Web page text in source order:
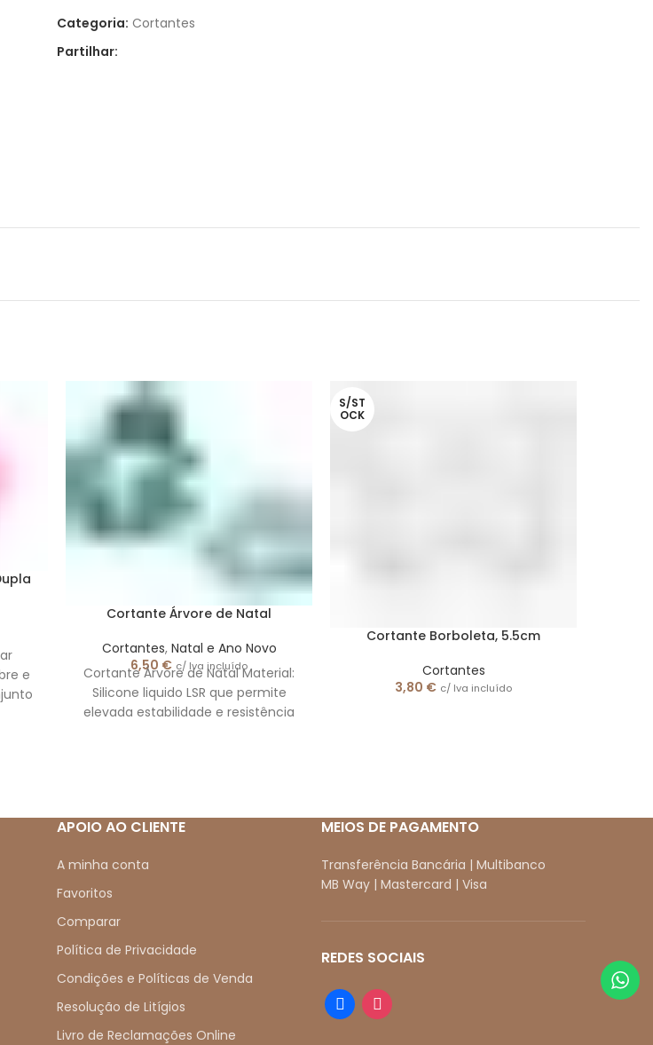
Categoria: Cortantes
Partilhar:
e
Cortante Árvore de Natal
Cortantes, Natal e Ano Novo
6,50 € c/ Iva incluído
Cortante Árvore de Natal Material:
Silicone liquido LSR que permite
elevada estabilidade e resistência
S/ST
OCK
Cortante Borboleta, 5.5cm
Cortantes
3,80 € c/ Iva incluído
APOIO AO CLIENTE
A minha conta
Favoritos
Comparar
Política de Privacidade
Condições e Políticas de Venda
Resolução de Litígios
Livro de Reclamações Online
MEIOS DE PAGAMENTO
Transferência Bancária | Multibanco
MB Way | Mastercard | Visa
REDES SOCIAIS
facebookinstagram